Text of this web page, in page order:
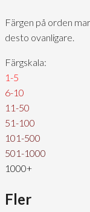
Färgen på orden
desto ovanligare.
Färgskala:
1-5
6-10
11-50
51-100
101-500
501-1000
1000+
Fler